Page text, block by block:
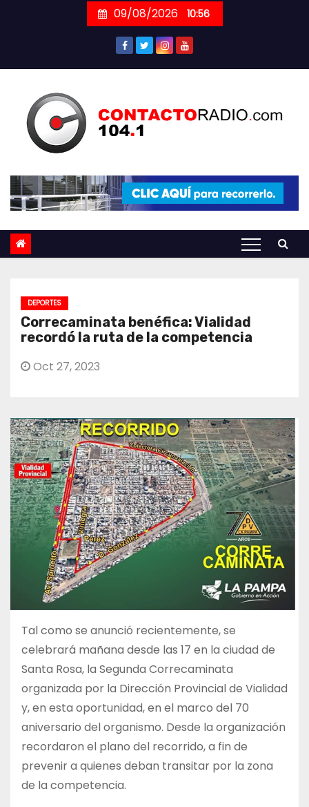
09/08/2026 10:56
DEPORTES
Correcaminata benéfica: Vialidad
recordó la ruta de la competencia
Oct 27, 2023
Tal como se anunció recientemente, se
celebrará mañana desde las 17 en la ciudad de
Santa Rosa, la Segunda Correcaminata
organizada por la Dirección Provincial de Vialidad
y, en esta oportunidad, en el marco del 70
aniversario del organismo. Desde la organización
recordaron el plano del recorrido, a fin de
prevenir a quienes deban transitar por la zona
de la competencia.